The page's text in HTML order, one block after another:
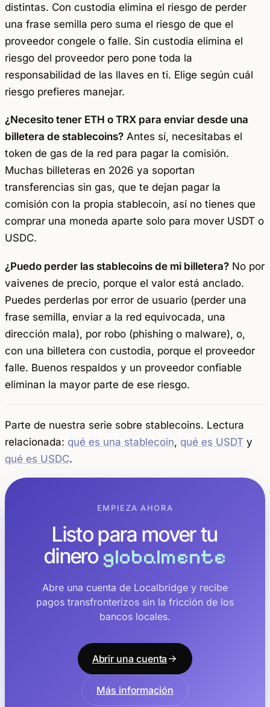
distintas. Con custodia elimina el riesgo de perder
una frase semilla pero suma el riesgo de que el
proveedor congele o falle. Sin custodia elimina el
riesgo del proveedor pero pone toda la
responsabilidad de las llaves en ti. Elige según cuál
riesgo prefieres manejar.
¿Necesito tener ETH o TRX para enviar desde una
billetera de stablecoins? Antes sí, necesitabas el
token de gas de la red para pagar la comisión.
Muchas billeteras en 2026 ya soportan
transferencias sin gas, que te dejan pagar la
comisión con la propia stablecoin, así no tienes que
comprar una moneda aparte solo para mover USDT o
USDC.
¿Puedo perder las stablecoins de mi billetera? No por
vaivenes de precio, porque el valor está anclado.
Puedes perderlas por error de usuario (perder una
frase semilla, enviar a la red equivocada, una
dirección mala), por robo (phishing o malware), o,
con una billetera con custodia, porque el proveedor
falle. Buenos respaldos y un proveedor confiable
eliminan la mayor parte de ese riesgo.
Parte de nuestra serie sobre stablecoins. Lectura
relacionada: qué es una stablecoin, qué es USDT y
qué es USDC.
EMPIEZA AHORA
Listo para mover tu
dineroglobalmente
Abre una cuenta de Localbridge y recibe
pagos transfronterizos sin la fricción de los
bancos locales.
Abrir una cuenta
Más información